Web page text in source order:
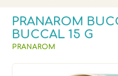
PRANAROM
BUCCAL 15 G
PRANAROM